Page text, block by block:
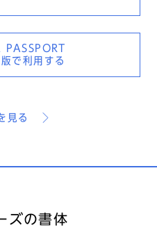
で利用する
見る
ズの書体